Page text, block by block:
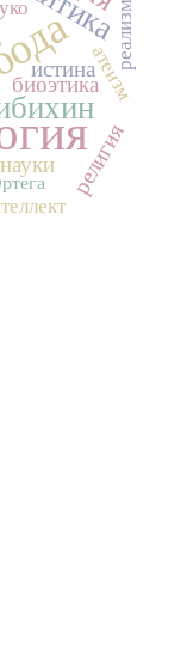
религия
истина
биоэтика
реализм
атеизм